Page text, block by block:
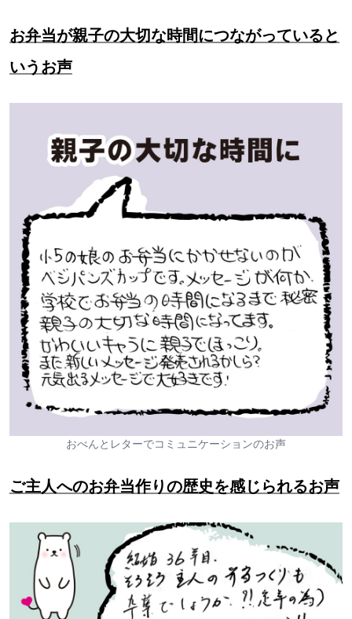
お弁当が親子の大切な時間につながっていると
いうお声
おべんとレターでコミュニケーションのお声
ご主人へのお弁当作りの歴史を感じられるお声